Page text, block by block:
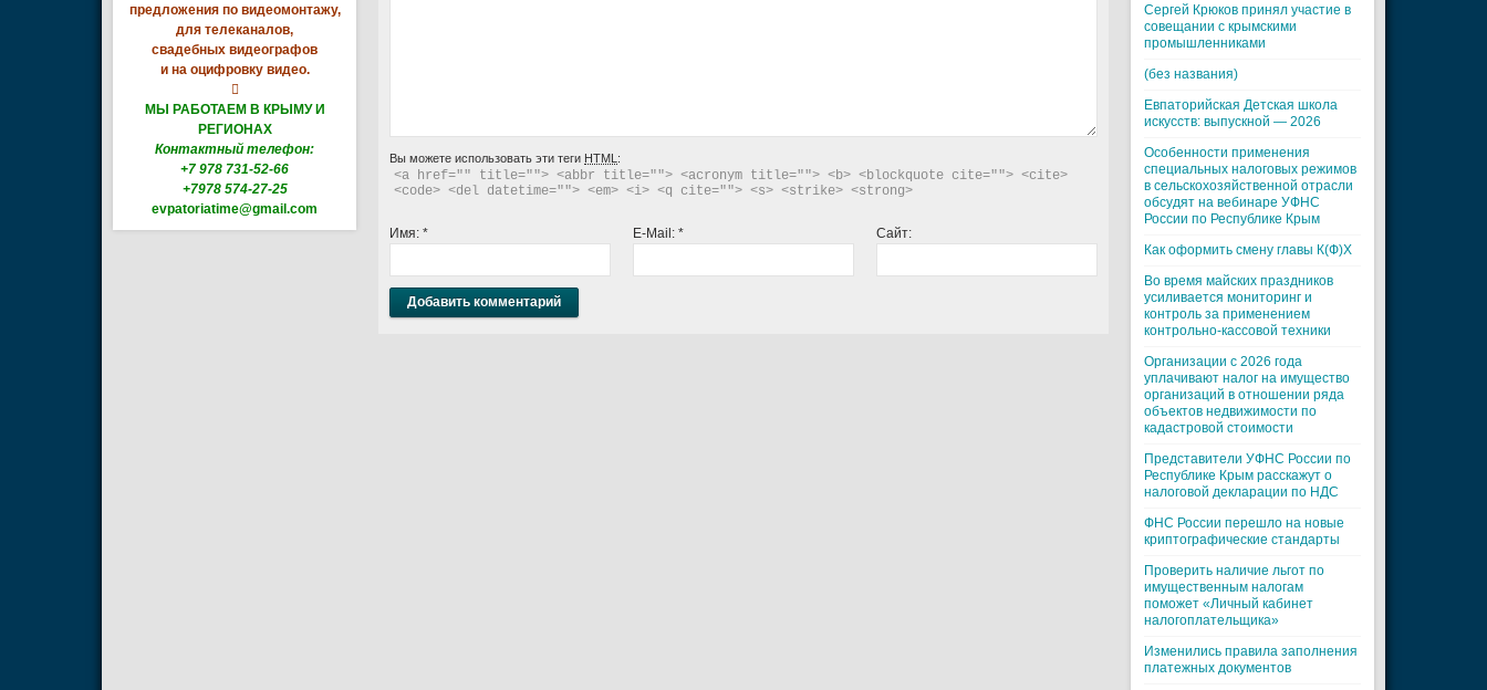
предложения по видеомонтажу,
для телеканалов,
свадебных видеографов
и на оцифровку видео.

МЫ РАБОТАЕМ В КРЫМУ И
РЕГИОНАХ
Контактный телефон:
+7 978 731-52-66
+7978 574-27-25
evpatoriatime@gmail.com
Вы можете использовать эти теги HTML :
<a href="" title=""> <abbr title=""> <acronym title=""> <b> <blockquote cite=""> <cite>
<code> <del datetime=""> <em> <i> <q cite=""> <s> <strike> <strong>
Имя: * E-Mail: * Сайт:
Cергей Крюков принял участие в
совещании с крымскими
промышленниками
(без названия)
Евпаторийская Детская школа
искусств: выпускной — 2026
Особенности применения
специальных налоговых режимов
в сельскохозяйственной отрасли
обсудят на вебинаре УФНС
России по Республике Крым
Как оформить смену главы К(Ф)Х
Во время майских праздников
усиливается мониторинг и
контроль за применением
контрольно-кассовой техники
Организации с 2026 года
уплачивают налог на имущество
организаций в отношении ряда
объектов недвижимости по
кадастровой стоимости
Представители УФНС России по
Республике Крым расскажут о
налоговой декларации по НДС
ФНС России перешло на новые
криптографические стандарты
Проверить наличие льгот по
имущественным налогам
поможет «Личный кабинет
налогоплательщика»
Изменились правила заполнения
платежных документов